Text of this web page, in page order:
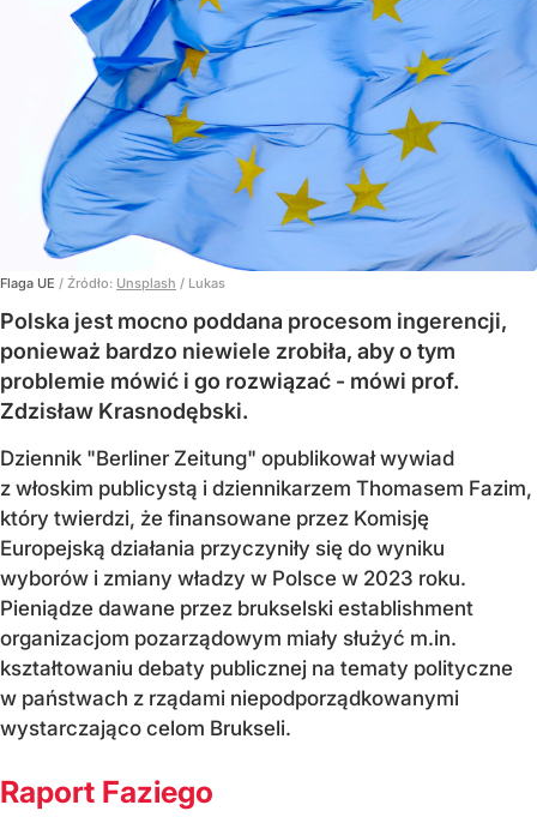
Flaga UE / Źródło: Unsplash / Lukas
Polska jest mocno poddana procesom ingerencji,
ponieważ bardzo niewiele zrobiła, aby o tym
problemie mówić i go rozwiązać - mówi prof.
Zdzisław Krasnodębski.
Dziennik "Berliner Zeitung" opublikował wywiad
z włoskim publicystą i dziennikarzem Thomasem Fazim,
który twierdzi, że finansowane przez Komisję
Europejską działania przyczyniły się do wyniku
wyborów i zmiany władzy w Polsce w 2023 roku.
Pieniądze dawane przez brukselski establishment
organizacjom pozarządowym miały służyć m.in.
kształtowaniu debaty publicznej na tematy polityczne
w państwach z rządami niepodporządkowanymi
wystarczająco celom Brukseli.
Raport Faziego